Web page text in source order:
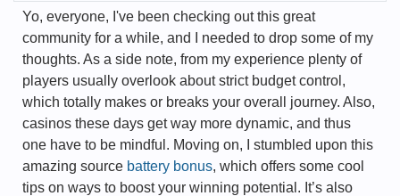
Yo, everyone, I've been checking out this great
community for a while, and I needed to drop some of my
thoughts. As a side note, from my experience plenty of
players usually overlook about strict budget control,
which totally makes or breaks your overall journey. Also,
casinos these days get way more dynamic, and thus
one have to be mindful. Moving on, I stumbled upon this
amazing source battery bonus, which offers some cool
tips on ways to boost your winning potential. It’s also